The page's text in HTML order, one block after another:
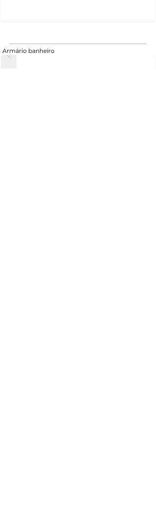
Armário banheiro